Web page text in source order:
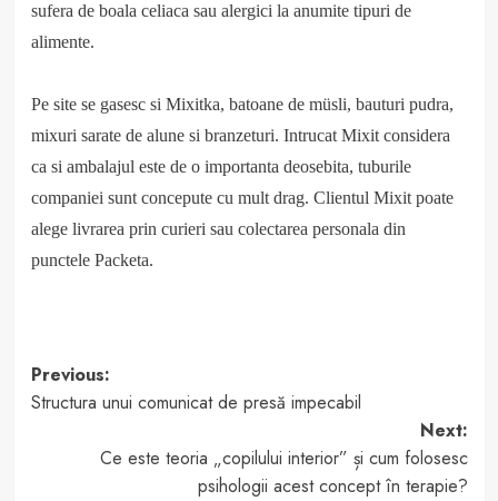
sufera de boala celiaca sau alergici la anumite tipuri de
alimente.
Pe site se gasesc si Mixitka, batoane de müsli, bauturi pudra,
mixuri sarate de alune si branzeturi. Intrucat Mixit considera
ca si ambalajul este de o importanta deosebita, tuburile
companiei sunt concepute cu mult drag. Clientul Mixit poate
alege livrarea prin curieri sau colectarea personala din
punctele Packeta.
Post
navigation
Previous:
Structura unui comunicat de presă impecabil
Next:
Ce este teoria „copilului interior” și cum folosesc
psihologii acest concept în terapie?